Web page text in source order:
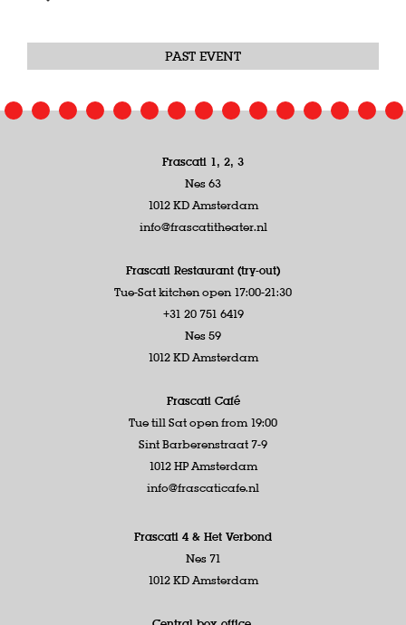
PAST EVENT
Frascati 1, 2, 3
Nes 63
1012 KD Amsterdam
info@frascatitheater.nl
Frascati Restaurant (try-out)
Tue-Sat kitchen open 17:00-21:30
+31 20 751 6419
Nes 59
1012 KD Amsterdam
Frascati Café
Tue till Sat open from 19:00
Sint Barberenstraat 7-9
1012 HP Amsterdam
info@frascaticafe.nl
Frascati 4 & Het Verbond
Nes 71
1012 KD Amsterdam